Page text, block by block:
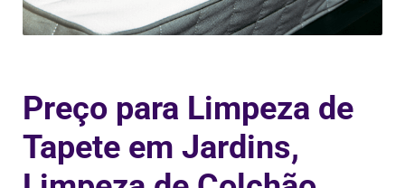
Preço para Limpeza de
Tapete em Jardins,